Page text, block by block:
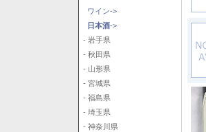
ワイン->
日本酒->
- 岩手県
- 秋田県
- 山形県
- 宮城県
- 福島県
- 埼玉県
- 神奈川県